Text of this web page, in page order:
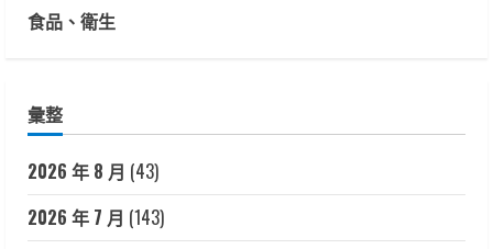
食品、衛生
彙整
2026 年 8 月 (43)
2026 年 7 月 (143)